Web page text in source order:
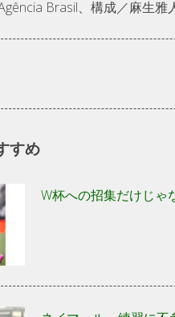
Brasil、構成／麻生雅
すめ
W杯への招集だけじゃ